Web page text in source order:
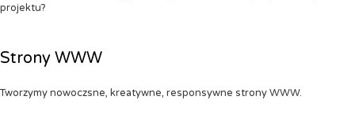
projektu?
Strony WWW
Tworzymy nowoczsne, kreatywne, responsywne strony WWW.